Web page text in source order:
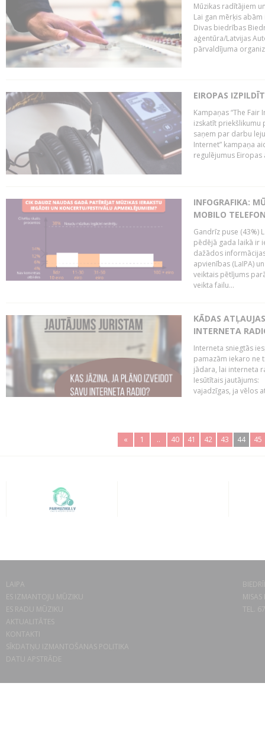
Mūzikas radītājiem
Lai gan mērķis
Divas biedrības
aģentūra/Latvijas
pārvaldījuma
EIROPAS
Kampaņas “The
izskatīt priekšlikumu
saņem par darbu
Internet” kampaņa
regulējumus
INFOGRAFIKA:
MOBILO
Gandrīz puse (43%)
pēdējā gada laikā ir
dažādos
apvienības (LaIPA)
veiktais pētījums
veikta failu...
KĀDAS
INTERNETA
Interneta sniegtās
pamazām iekaro ne
jādara, lai interneta
Iesūtītais jautājums:
vajadzīgas, ja vēlos
« 1 .. 40 41 42 43 44 45
LAIPA
ES IZMANTOJU MŪZIKU
ES RADU MŪZIKU
AKTUALITĀTES
KONTAKTI
SĪKDATŅU IZMANTOŠANAS POLITIKA
DATU APSTRĀDE
TEL.